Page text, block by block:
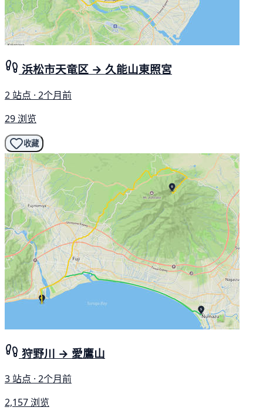
浜松市天竜区 → 久能山東照宮
2 站点 · 2个月前
29 浏览
收藏
狩野川 → 愛鷹山
3 站点 · 2个月前
2,157 浏览